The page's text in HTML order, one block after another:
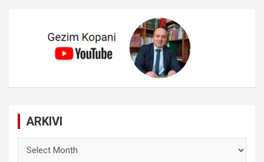
ARKIVI